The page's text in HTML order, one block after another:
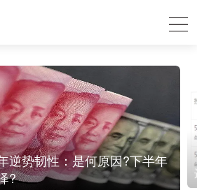
逆势韧性：是何原因?下半年
?